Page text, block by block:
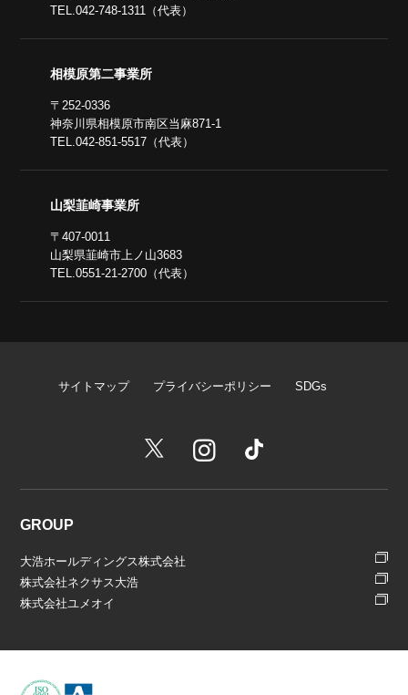
TEL.042-748-1311（代表）
相模原第二事業所
〒252-0336
神奈川県相模原市南区当麻871-1
TEL.042-851-5517（代表）
山梨韮崎事業所
〒407-0011
山梨県韮崎市上ノ山3683
TEL.0551-21-2700（代表）
サイトマップ プライバシーポリシー SDGs
GROUP
大浩ホールディングス株式会社
株式会社ネクサス大浩
株式会社ユメオイ